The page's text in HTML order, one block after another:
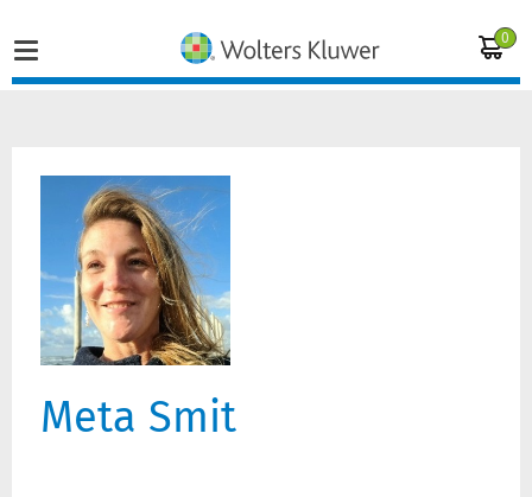
0
Vakgebieden
Actueel
Producten
Opleidingen
Meta Smit